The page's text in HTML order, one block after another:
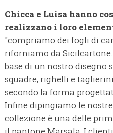
Chicca e Luisa hanno
realizzano i loro
"compriamo dei fogli di
riforniamo da
base di un nostro disegno
squadre, righelli e
secondo la forma
Infine dipingiamo le
collezione è una delle